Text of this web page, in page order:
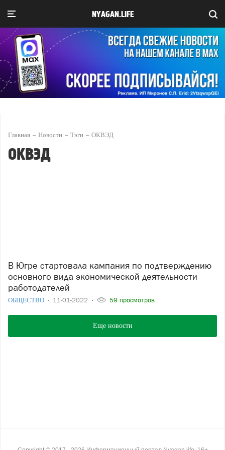
NYAGAN.LIFE
Главная Новости Тэги ОКВЭД
ОКВЭД
В Югре стартовала кампания по подтверждению
основного вида экономической деятельности
работодателей
ОБЩЕСТВО 11-01-2022 59 просмотров
Еще новости